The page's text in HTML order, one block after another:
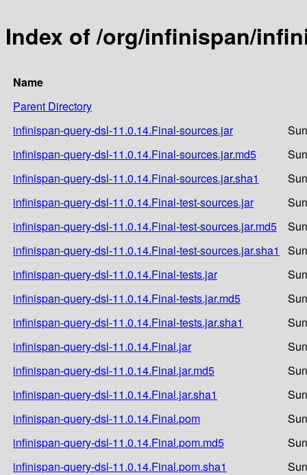
Index of /org/infinispan/
Name
Parent Directory
infinispan-query-dsl-11.0.14.Final-sources.jar
infinispan-query-dsl-11.0.14.Final-sources.jar.md5
infinispan-query-dsl-11.0.14.Final-sources.jar.sha1
infinispan-query-dsl-11.0.14.Final-test-sources.jar
infinispan-query-dsl-11.0.14.Final-test-sources.jar.md5
infinispan-query-dsl-11.0.14.Final-test-sources.jar.sha1
infinispan-query-dsl-11.0.14.Final-tests.jar
infinispan-query-dsl-11.0.14.Final-tests.jar.md5
infinispan-query-dsl-11.0.14.Final-tests.jar.sha1
infinispan-query-dsl-11.0.14.Final.jar
infinispan-query-dsl-11.0.14.Final.jar.md5
infinispan-query-dsl-11.0.14.Final.jar.sha1
infinispan-query-dsl-11.0.14.Final.pom
infinispan-query-dsl-11.0.14.Final.pom.md5
infinispan-query-dsl-11.0.14.Final.pom.sha1